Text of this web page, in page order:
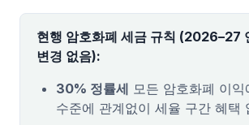
현행 암호화폐 세금 규칙 (2026–27
변경 없음):
30% 정률세 모든 암호화폐 이
수준에 관계없이 세율 구간 혜택